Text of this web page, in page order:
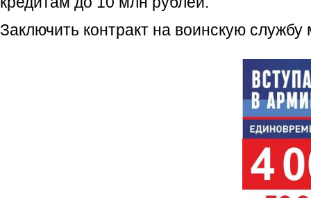
Заключить контракт на воинскую